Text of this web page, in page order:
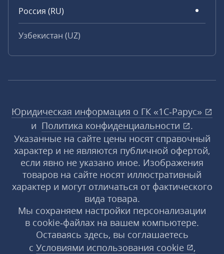
Россия (RU)
Узбекистан (UZ)
Юридическая информация о ГК «1С‑Рарус»
и Политика конфиденциальности
.
Указанные на сайте цены носят справочный
характер и не являются публичной офертой,
если явно не указано иное. Изображения
товаров на сайте носят иллюстративный
характер и могут отличаться от фактического
вида товара.
Мы сохраняем настройки персонализации
в cookie‑файлах на вашем компьютере.
Оставаясь здесь, вы соглашаетесь
с Условиями использования cookie ,